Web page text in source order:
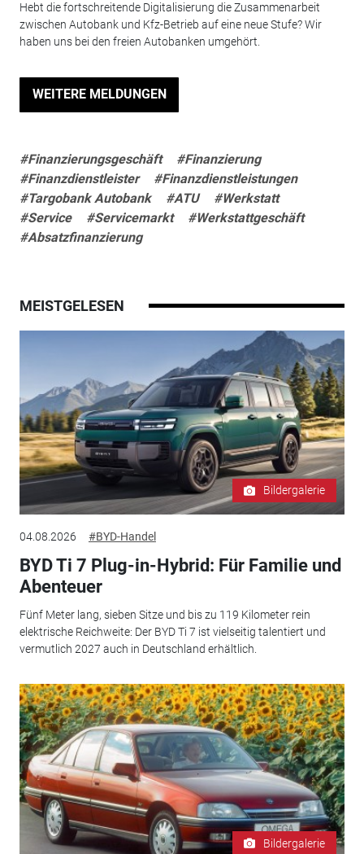
Hebt die fortschreitende Digitalisierung die Zusammenarbeit
zwischen Autobank und Kfz-Betrieb auf eine neue Stufe? Wir
haben uns bei den freien Autobanken umgehört.
WEITERE MELDUNGEN
#Finanzierungsgeschäft
#Finanzierung
#Finanzdienstleister
#Finanzdienstleistungen
#Targobank Autobank
#ATU
#Werkstatt
#Service
#Servicemarkt
#Werkstattgeschäft
#Absatzfinanzierung
MEISTGELESEN
Bildergalerie
04.08.2026 #BYD-Handel
BYD Ti 7 Plug-in-Hybrid: Für Familie und
Abenteuer
Fünf Meter lang, sieben Sitze und bis zu 119 Kilometer rein
elektrische Reichweite: Der BYD Ti 7 ist vielseitig talentiert und
vermutlich 2027 auch in Deutschland erhältlich.
Bildergalerie